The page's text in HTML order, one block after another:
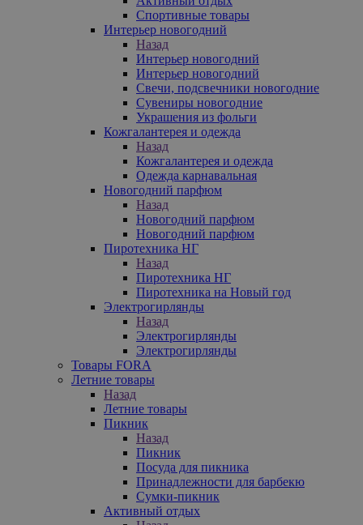
Спортивные товары
Интерьер новогодний
Назад
Интерьер новогодний
Интерьер новогодний
Свечи, подсвечники новогодние
Сувениры новогодние
Украшения из фольги
Кожгалантерея и одежда
Назад
Кожгалантерея и одежда
Одежда карнавальная
Новогодний парфюм
Назад
Новогодний парфюм
Новогодний парфюм
Пиротехника НГ
Назад
Пиротехника НГ
Пиротехника на Новый год
Электрогирлянды
Назад
Электрогирлянды
Электрогирлянды
Товары FORA
Летние товары
Назад
Летние товары
Пикник
Назад
Пикник
Посуда для пикника
Принадлежности для барбекю
Сумки-пикник
Активный отдых